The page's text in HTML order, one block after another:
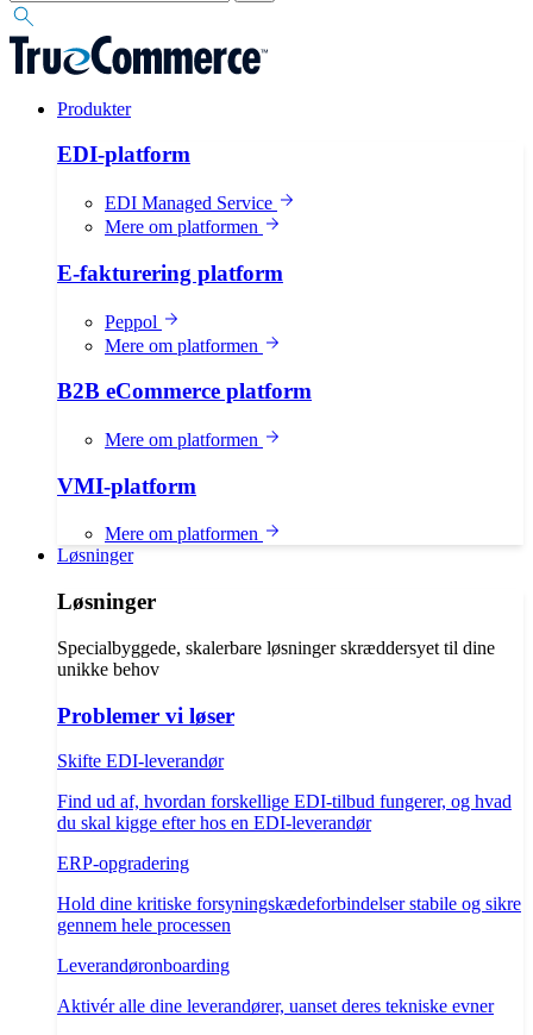
Produkter
EDI-platform
EDI Managed Service
Mere om platformen
E-fakturering platform
Peppol
Mere om platformen
B2B eCommerce platform
Mere om platformen
VMI-platform
Mere om platformen
Løsninger
Løsninger
Specialbyggede, skalerbare løsninger skræddersyet til dine
unikke behov
Problemer vi løser
Skifte EDI-leverandør
Find ud af, hvordan forskellige EDI-tilbud fungerer, og hvad
du skal kigge efter hos en EDI-leverandør
ERP-opgradering
Hold dine kritiske forsyningskædeforbindelser stabile og sikre
gennem hele processen
Leverandøronboarding
Aktivér alle dine leverandører, uanset deres tekniske evner